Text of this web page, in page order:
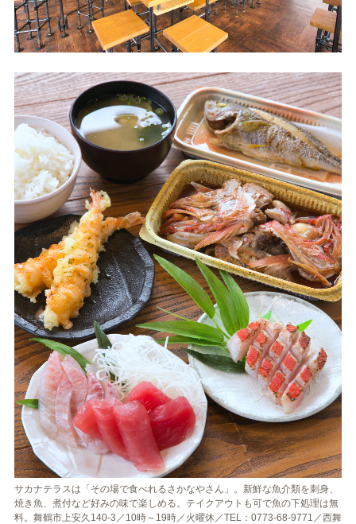
サカナテラスは「その場で食べれるさかなやさん」。新鮮な魚介類を刺身、
焼き魚、煮付など好みの味で楽しめる。テイクアウトも可で魚の下処理は無
料。舞鶴市上安久140-3／10時～19時／火曜休／TEL：0773-68-9771／西舞